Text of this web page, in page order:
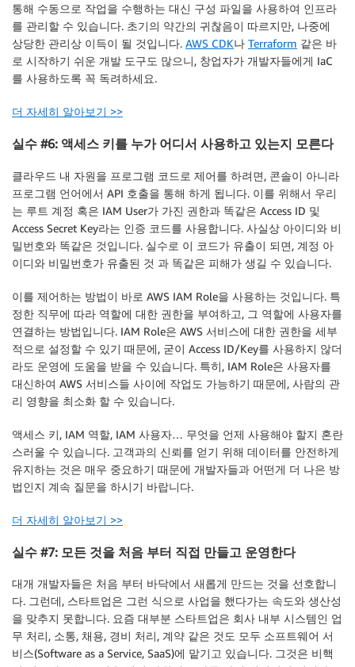
통해 수동으로 작업을 수행하는 대신 구성 파일을 사용하여 인프라
를 관리할 수 있습니다. 초기의 약간의 귀찮음이 따르지만, 나중에
상당한 관리상 이득이 될 것입니다. AWS CDK나 Terraform 같은 바
로 시작하기 쉬운 개발 도구도 많으니, 창업자가 개발자들에게 IaC
를 사용하도록 꼭 독려하세요.
더 자세히 알아보기 >>
실수 #6: 액세스 키를 누가 어디서 사용하고 있는지 모른다
클라우드 내 자원을 프로그램 코드로 제어를 하려면, 콘솔이 아니라
프로그램 언어에서 API 호출을 통해 하게 됩니다. 이를 위해서 우리
는 루트 계정 혹은 IAM User가 가진 권한과 똑같은 Access ID 및
Access Secret Key라는 인증 코드를 사용합니다. 사실상 아이디와 비
밀번호와 똑같은 것입니다. 실수로 이 코드가 유출이 되면, 계정 아
이디와 비밀번호가 유출된 것 과 똑같은 피해가 생길 수 있습니다.
이를 제어하는 방법이 바로 AWS IAM Role을 사용하는 것입니다. 특
정한 직무에 따라 역할에 대한 권한을 부여하고, 그 역할에 사용자를
연결하는 방법입니다. IAM Role은 AWS 서비스에 대한 권한을 세부
적으로 설정할 수 있기 때문에, 굳이 Access ID/Key를 사용하지 않더
라도 운영에 도움을 받을 수 있습니다. 특히, IAM Role은 사용자를
대신하여 AWS 서비스들 사이에 작업도 가능하기 때문에, 사람의 관
리 영향을 최소화 할 수 있습니다.
액세스 키, IAM 역할, IAM 사용자… 무엇을 언제 사용해야 할지 혼란
스러울 수 있습니다. 고객과의 신뢰를 얻기 위해 데이터를 안전하게
유지하는 것은 매우 중요하기 때문에 개발자들과 어떤게 더 나은 방
법인지 계속 질문을 하시기 바랍니다.
더 자세히 알아보기 >>
실수 #7: 모든 것을 처음 부터 직접 만들고 운영한다
대개 개발자들은 처음 부터 바닥에서 새롭게 만드는 것을 선호합니
다. 그런데, 스타트업은 그런 식으로 사업을 했다가는 속도와 생산성
을 맞추지 못합니다. 요즘 대부분 스타트업은 회사 내부 시스템인 업
무 처리, 소통, 채용, 경비 처리, 계약 같은 것도 모두 소프트웨어 서
비스(Software as a Service, SaaS)에 맡기고 있습니다. 그것은 비핵